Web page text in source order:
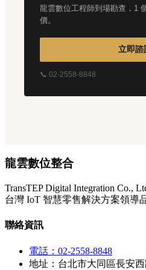
龍雲數位工程師到場勘查，1
價。
立即諮
📞 02-2558-8848
龍雲數位整合
TransTEP Digital Integration Co.,
台灣 IoT 智慧零售解決方案領導
聯絡資訊
電話：02-2558-8848
地址：台北市大同區長安西